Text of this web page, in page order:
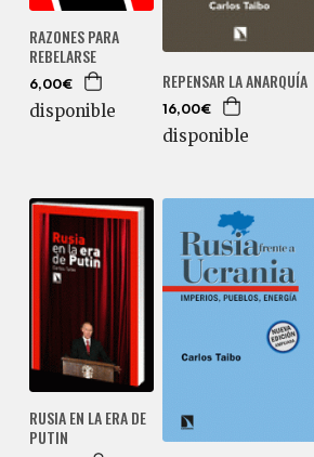
RAZONES PARA
REBELARSE
6,00€
disponible
REPENSAR LA ANARQUÍA
16,00€
disponible
RUSIA EN LA ERA DE
PUTIN